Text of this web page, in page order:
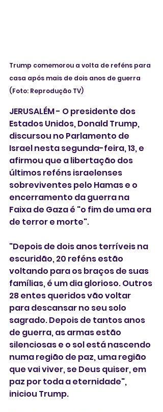
Trump comemorou a volta de reféns para
casa após mais de dois anos de guerra
(Foto: Reprodução TV)
JERUSALÉM - O presidente dos
Estados Unidos, Donald Trump,
discursou no Parlamento de
Israel nesta segunda-feira, 13, e
afirmou que a libertação dos
últimos reféns israelenses
sobreviventes pelo Hamas e o
encerramento da guerra na
Faixa de Gaza é "o fim de uma era
de terror e morte".
"Depois de dois anos terríveis na
escuridão, 20 reféns estão
voltando para os braços de suas
famílias, é um dia glorioso. Outros
28 entes queridos vão voltar
para descansar no seu solo
sagrado. Depois de tantos anos
de guerra, as armas estão
silenciosas e o sol está nascendo
numa região de paz, uma região
que vai viver, se Deus quiser, em
paz por toda a eternidade",
iniciou Trump.